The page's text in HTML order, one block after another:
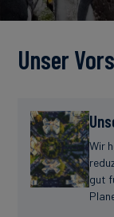
Unser
Wir
gut